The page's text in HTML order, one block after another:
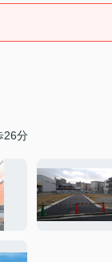
26分